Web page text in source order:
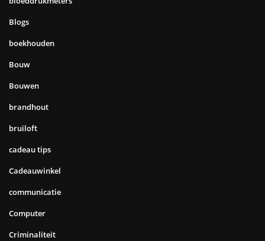
Blogs
boekhouden
Bouw
Bouwen
brandhout
bruiloft
cadeau tips
Cadeauwinkel
communicatie
Computer
Criminaliteit